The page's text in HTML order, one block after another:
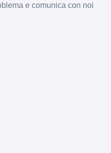
e comunica con noi